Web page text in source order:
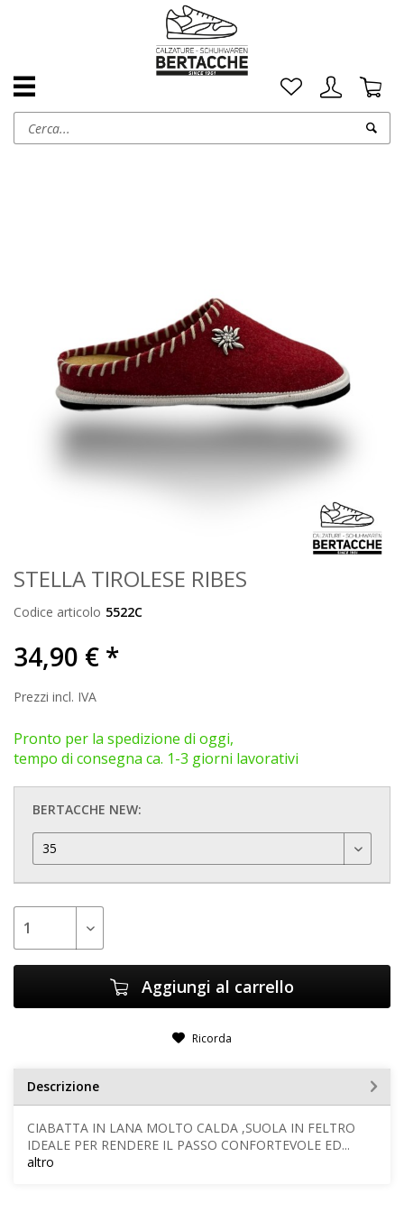
STELLA TIROLESE RIBES
Codice articolo 5522C
34,90 € *
Prezzi incl. IVA
Pronto per la spedizione di oggi,
tempo di consegna ca. 1-3 giorni lavorativi
BERTACCHE NEW:
Aggiungi al carrello
Ricorda
Descrizione
CIABATTA IN LANA MOLTO CALDA ,SUOLA IN FELTRO
IDEALE PER RENDERE IL PASSO CONFORTEVOLE ED...
altro